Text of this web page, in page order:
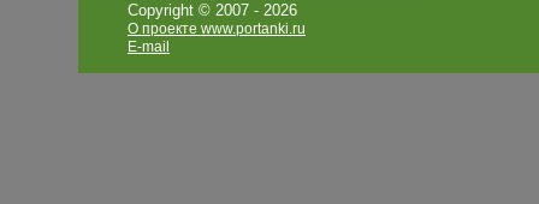
Copyright © 2007 - 2026
О проекте www.portanki.ru
E-mail